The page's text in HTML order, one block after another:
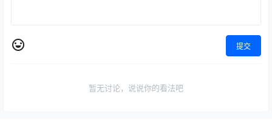
提交
暂无讨论，说说你的看法吧